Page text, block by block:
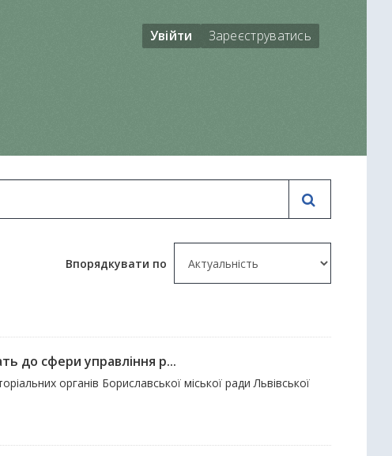
Увійти Зареєструватись
Впорядкувати по
до сфери управління р...
органів Бориславської міської ради Львівської